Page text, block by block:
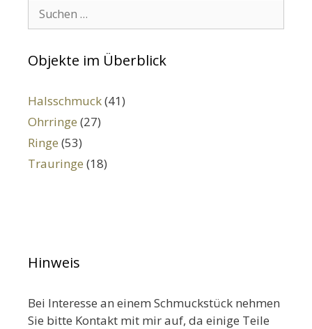
Suchen:
Objekte im Überblick
Halsschmuck(41)
Ohrringe (27)
Ringe (53)
Trauringe (18)
Hinweis
Bei Interesse an einem Schmuckstück nehmen
Sie bitte Kontakt mit mir auf, da einige Teile